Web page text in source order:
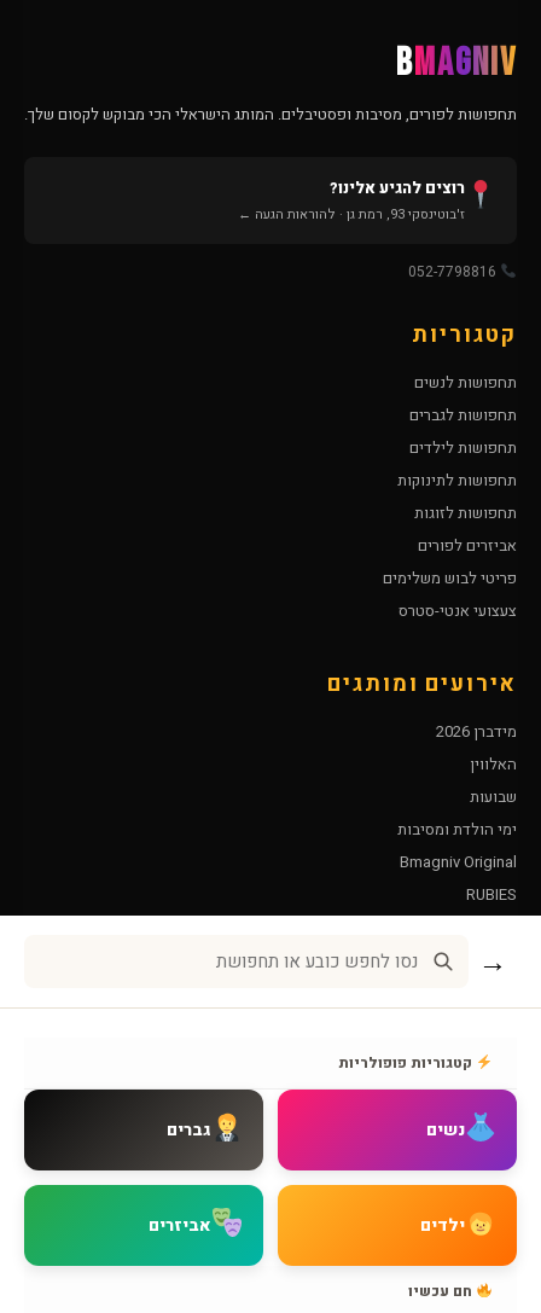
BMAGNIV
תחפושות לפורים, מסיבות ופסטיבלים. המותג הישראלי הכי מבוקש לקסום שלך.
רוצים להגיע אלינו?
ז'בוטינסקי 93, רמת גן · להוראות הגעה ←
קטגוריות
תחפושות לנשים
תחפושות לגברים
תחפושות לילדים
תחפושות לתינוקות
תחפושות לזוגות
אביזרים לפורים
פריטי לבוש משלימים
צעצועי אנטי-סטרס
אירועים ומותגים
מידברן 2026
האלווין
שבועות
ימי הולדת ומסיבות
Bmagniv Original
RUBIES
צור קשר
שאלות נפוצות
מדיניות משלוחים
מדיניות החזרות
מדיניות פרטיות
→
קטגוריות פופולריות
נשים גברים
ילדים אביזרים
חם עכשיו